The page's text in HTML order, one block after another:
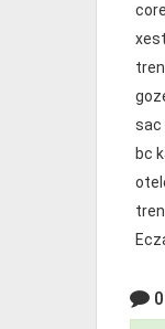
sac
bc